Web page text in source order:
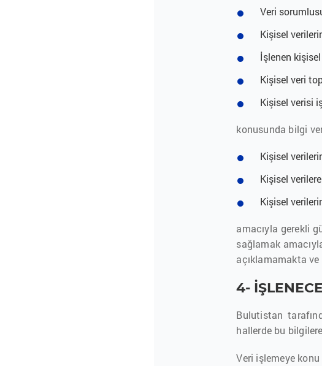
Veri
Kişisel
İşlenen
Kişisel veri
Kişisel verisi
konusunda bilgi
Kişisel
Kişisel
Kişisel
amacıyla gerekli
sağlamak
açıklamamakta ve
4-
Bulutistan
hallerde bu
Veri işlemeye